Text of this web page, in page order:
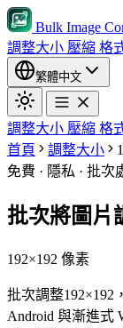
Bulk Image
調整大小 壓縮 格
繁體中文
調整大小 壓縮 格
首頁
調整大小
免費 · 隱私 · 批次
批次將圖片
192×192 像素
批次調整192×192
Android 與漸進式